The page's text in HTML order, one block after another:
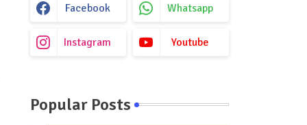
Facebook Whatsapp
Instagram Youtube
Popular Posts